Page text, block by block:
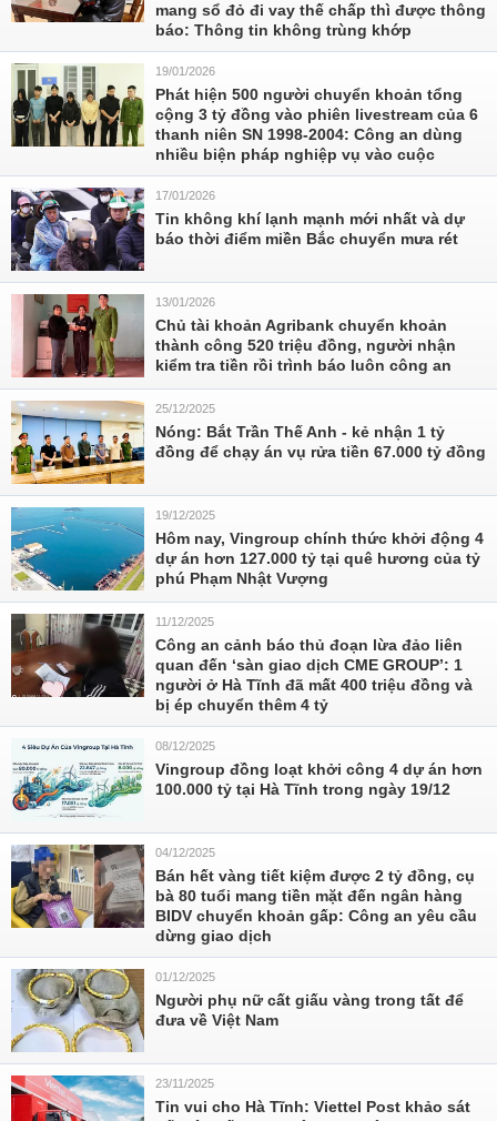
mang sổ đỏ đi vay thế chấp thì được thông
báo: Thông tin không trùng khớp
19/01/2026
Phát hiện 500 người chuyển khoản tổng
cộng 3 tỷ đồng vào phiên livestream của 6
thanh niên SN 1998-2004: Công an dùng
nhiều biện pháp nghiệp vụ vào cuộc
17/01/2026
Tin không khí lạnh mạnh mới nhất và dự
báo thời điểm miền Bắc chuyển mưa rét
13/01/2026
Chủ tài khoản Agribank chuyển khoản
thành công 520 triệu đồng, người nhận
kiểm tra tiền rồi trình báo luôn công an
25/12/2025
Nóng: Bắt Trần Thế Anh - kẻ nhận 1 tỷ
đồng để chạy án vụ rửa tiền 67.000 tỷ đồng
19/12/2025
Hôm nay, Vingroup chính thức khởi động 4
dự án hơn 127.000 tỷ tại quê hương của tỷ
phú Phạm Nhật Vượng
11/12/2025
Công an cảnh báo thủ đoạn lừa đảo liên
quan đến ‘sàn giao dịch CME GROUP’: 1
người ở Hà Tĩnh đã mất 400 triệu đồng và
bị ép chuyển thêm 4 tỷ
08/12/2025
Vingroup đồng loạt khởi công 4 dự án hơn
100.000 tỷ tại Hà Tĩnh trong ngày 19/12
04/12/2025
Bán hết vàng tiết kiệm được 2 tỷ đồng, cụ
bà 80 tuổi mang tiền mặt đến ngân hàng
BIDV chuyển khoản gấp: Công an yêu cầu
dừng giao dịch
01/12/2025
Người phụ nữ cất giấu vàng trong tất để
đưa về Việt Nam
23/11/2025
Tin vui cho Hà Tĩnh: Viettel Post khảo sát